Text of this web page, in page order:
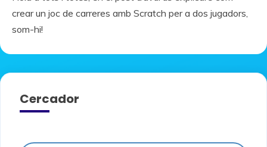
crear un joc de carreres amb Scratch per a dos jugadors,
som-hi!
Cercador